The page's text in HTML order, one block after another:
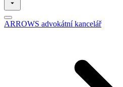
ARROWS advokátní kancelář